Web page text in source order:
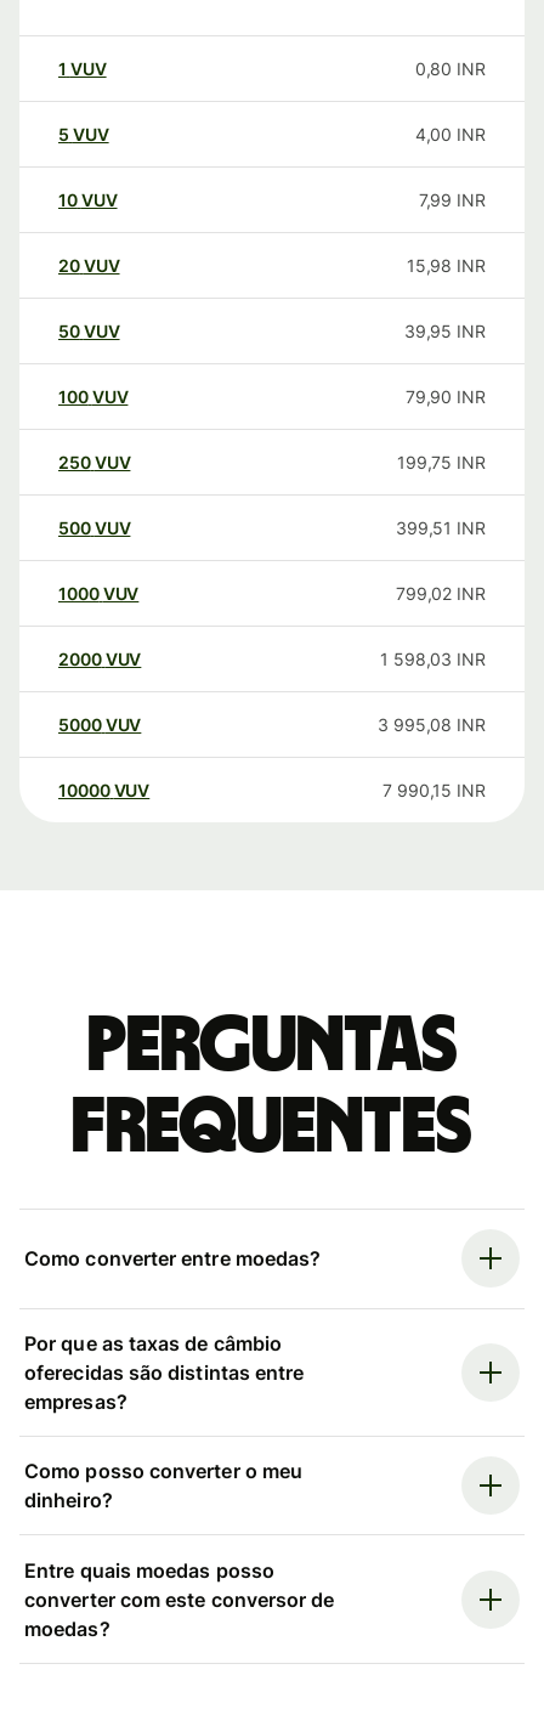
1 VUV 0,80 INR
5 VUV 4,00 INR
10VUV 7,99 INR
20VUV 15,98 INR
50VUV 39,95 INR
100VUV 79,90 INR
250VUV 199,75 INR
500VUV 399,51 INR
1000VUV 799,02 INR
2000VUV 1 598,03 INR
5000VUV 3 995,08 INR
10000 VUV 7 990,15 INR
Perguntas
frequentes
Como converter entre moedas?
Por que as taxas de câmbio
oferecidas são distintas entre
empresas?
Como posso converter o meu
dinheiro?
Entre quais moedas posso
converter com este conversor de
moedas?